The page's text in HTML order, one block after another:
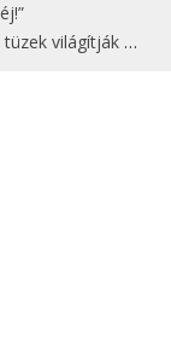
meg Zugspitzét